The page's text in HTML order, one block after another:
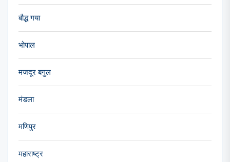
बौद्ध गया
भोपाल
मजदूर बगुल
मंडला
मणिपुर
महाराष्ट्र